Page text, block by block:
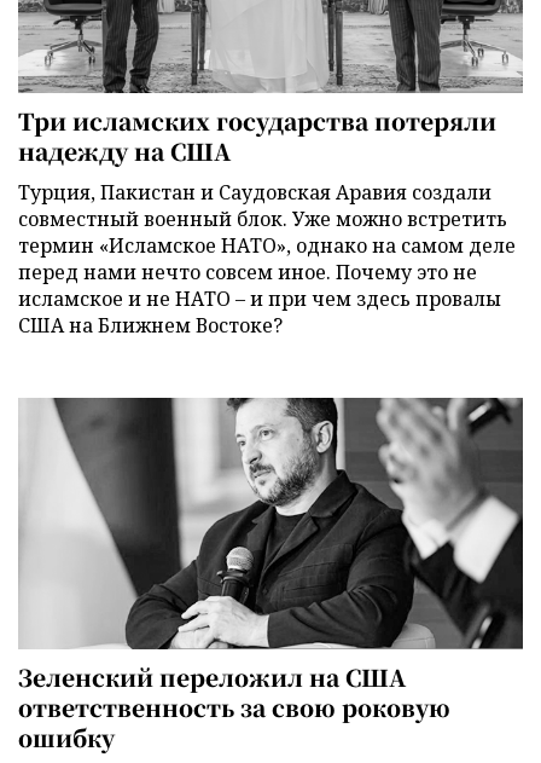
Три исламских государства потеряли
надежду на США
Турция, Пакистан и Саудовская Аравия создали
совместный военный блок. Уже можно встретить
термин «Исламское НАТО», однако на самом деле
перед нами нечто совсем иное. Почему это не
исламское и не НАТО – и при чем здесь провалы
США на Ближнем Востоке?
Зеленский переложил на США
ответственность за свою роковую
ошибку